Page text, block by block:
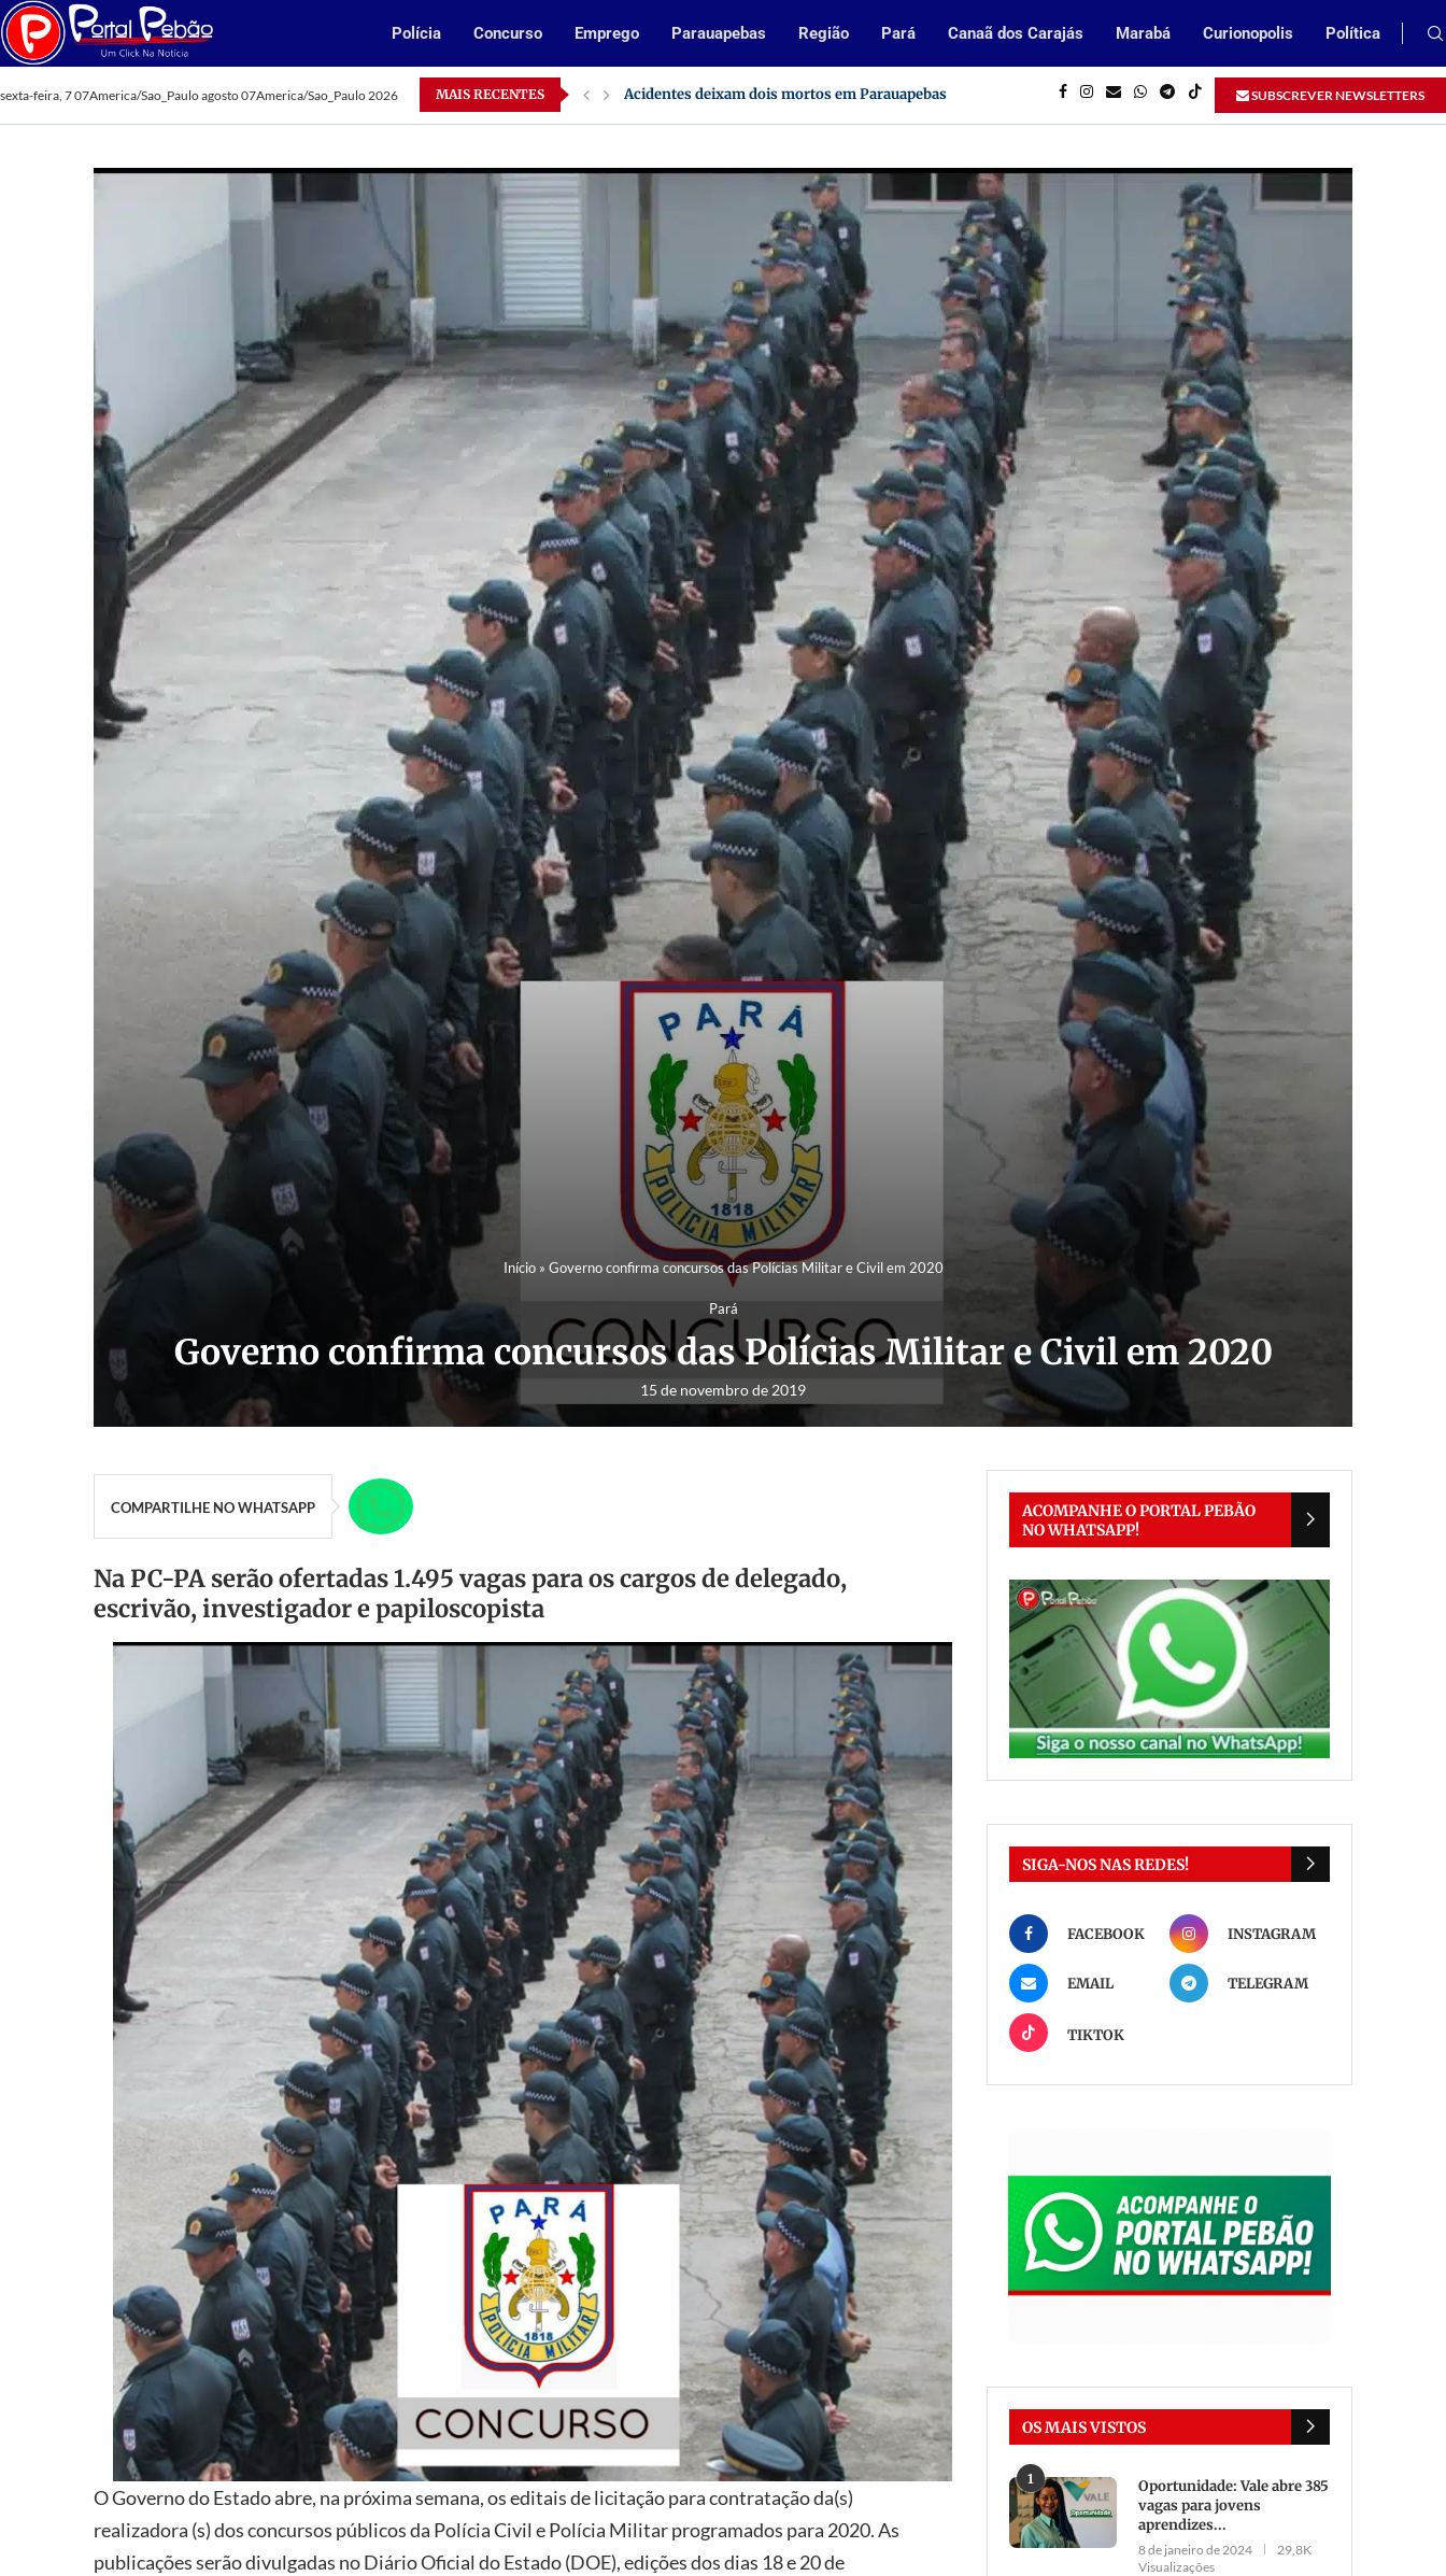
Polícia Concurso Emprego Parauapebas Região Pará Canaã dos Carajás Marabá Curionopolis Política
sexta-feira, 7 07America/Sao_Paulo agosto 07America/Sao_Paulo 2026 MAIS RECENTES
Acidentes deixam dois mortos em Parauapebas Inscrições abertas para processo seletivo da Prefeitura de Parauapebas Prefeitura de Parauapebas abrirá
SUBSCREVER NEWSLETTERS
Início» Governo confirma concursos das Polícias Militar e Civil em 2020
Pará
Governo confirma concursos das Polícias Militar e Civil em 2020
15 de novembro de 2019
COMPARTILHE NO WHATSAPP
Na PC-PA serão ofertadas 1.495 vagas para os cargos de delegado,
escrivão, investigador e papiloscopista
O Governo do Estado abre, na próxima semana, os editais de licitação para contratação da(s)
realizadora (s) dos concursos públicos da Polícia Civil e Polícia Militar programados para 2020. As
publicações serão divulgadas no Diário Oficial do Estado (DOE), edições dos dias 18 e 20 de
ACOMPANHE O PORTAL PEBÃO
NO WHATSAPP!
SIGA-NOS NAS REDES!
FACEBOOK INSTAGRAM
EMAIL TELEGRAM
TIKTOK
OS MAIS VISTOS
1
Oportunidade: Vale abre 385
vagas para jovens
aprendizes...
8 de janeiro de 2024
29,8K
Visualizações